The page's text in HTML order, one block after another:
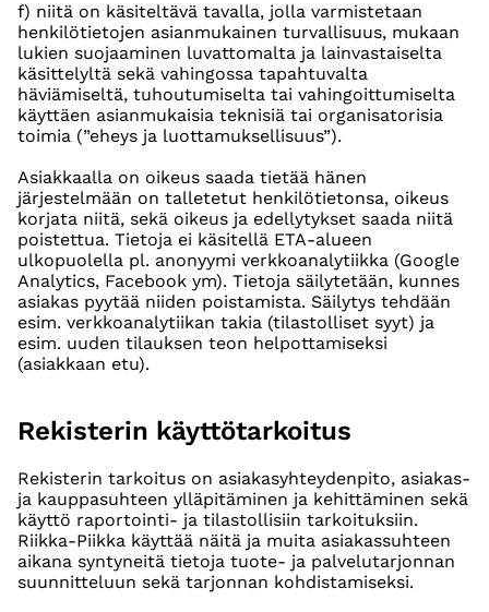
f) niitä on käsiteltävä tavalla, jolla varmistetaan
henkilötietojen asianmukainen turvallisuus, mukaan
lukien suojaaminen luvattomalta ja lainvastaiselta
käsittelyltä sekä vahingossa tapahtuvalta
häviämiseltä, tuhoutumiselta tai vahingoittumiselta
käyttäen asianmukaisia teknisiä tai organisatorisia
toimia (”eheys ja luottamuksellisuus”).
Asiakkaalla on oikeus saada tietää hänen
järjestelmään on talletetut henkilötietonsa, oikeus
korjata niitä, sekä oikeus ja edellytykset saada niitä
poistettua. Tietoja ei käsitellä ETA-alueen
ulkopuolella pl. anonyymi verkkoanalytiikka (Google
Analytics, Facebook ym). Tietoja säilytetään, kunnes
asiakas pyytää niiden poistamista. Säilytys tehdään
esim. verkkoanalytiikan takia (tilastolliset syyt) ja
esim. uuden tilauksen teon helpottamiseksi
(asiakkaan etu).
Rekisterin käyttötarkoitus
Rekisterin tarkoitus on asiakasyhteydenpito, asiakas-
ja kauppasuhteen ylläpitäminen ja kehittäminen sekä
käyttö raportointi- ja tilastollisiin tarkoituksiin.
Riikka-Piikka käyttää näitä ja muita asiakassuhteen
aikana syntyneitä tietoja tuote- ja palvelutarjonnan
suunnitteluun sekä tarjonnan kohdistamiseksi.